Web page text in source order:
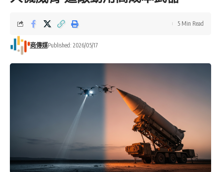
商傳媒Published: 2026/05/17
5 Min Read